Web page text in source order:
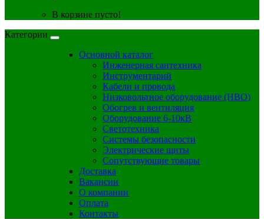
В корзине пусто!
Категории
Основной каталог
Инженерная сантехника
Инструментарий
Кабели и провода
Низковольтное оборудование (НВО)
Обогрев и вентиляция
Оборудование 6-10кВ
Светотехника
Системы безопасности
Электрические щиты
Сопутствующие товары
Доставка
Вакансии
О компании
Оплата
Контакты